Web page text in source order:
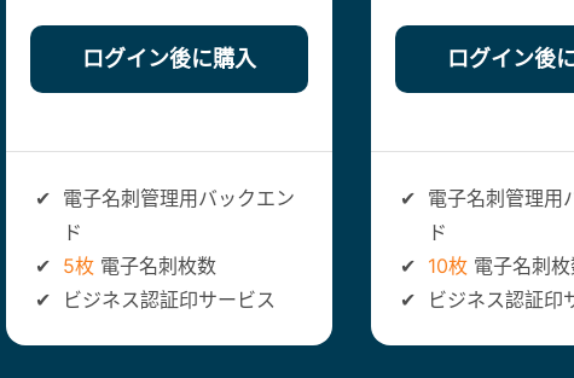
ログイン後に購入
✔ 電子名刺管理用バックエン
ド
✔ 5枚 電子名刺枚数
✔
ビジネス認証印サービス
ログイン後
✔ 電子名刺管理用
ド
✔ 10枚 電子名刺
✔
ビジネス認証印